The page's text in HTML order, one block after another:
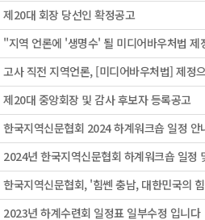
제20대 회장 당선인 확정공고
"지역 언론에 '생명수' 될 미디어바우처법 제
고사 직전 지역언론, [미디어바우처법] 제정
제20대 중앙회장 및 감사 후보자 등록공고
한국지역신문협회 2024 하계워크숍 일정 안
2024년 한국지역신문협회 하계워크숍 일정
한국지역신문협회, '힘쎈 충남, 대한민국의
2023년 하계수련회 일정표 일부수정 입니다